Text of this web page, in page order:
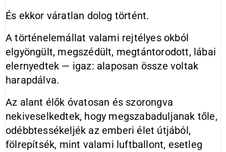
És ekkor váratlan dolog történt.
A történelemállat valami rejtélyes okból
elgyöngült, megszédült, megtántorodott, lábai
elernyedtek — igaz: alaposan össze voltak
harapdálva.
Az alant élők óvatosan és szorongva
nekiveselkedtek, hogy megszabaduljanak tőle,
odébbtessékeljék az emberi élet útjából,
fölrepítsék, mint valami luftballont, esetleg